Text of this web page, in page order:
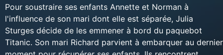
Pour soustraire ses enfants Annette et Norman à
l'influence de son mari dont elle est séparée, Julia
Sturges décide de les emmener à bord du paquebot
Titanic. Son mari Richard parvient à embarquer au dernier